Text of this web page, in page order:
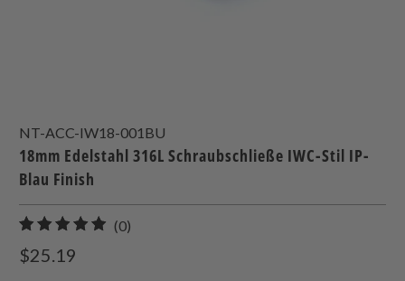
NT-ACC-IW18-001BU
18mm Edelstahl 316L Schraubschließe IWC-Stil IP-
Blau Finish
(0)
$25.19